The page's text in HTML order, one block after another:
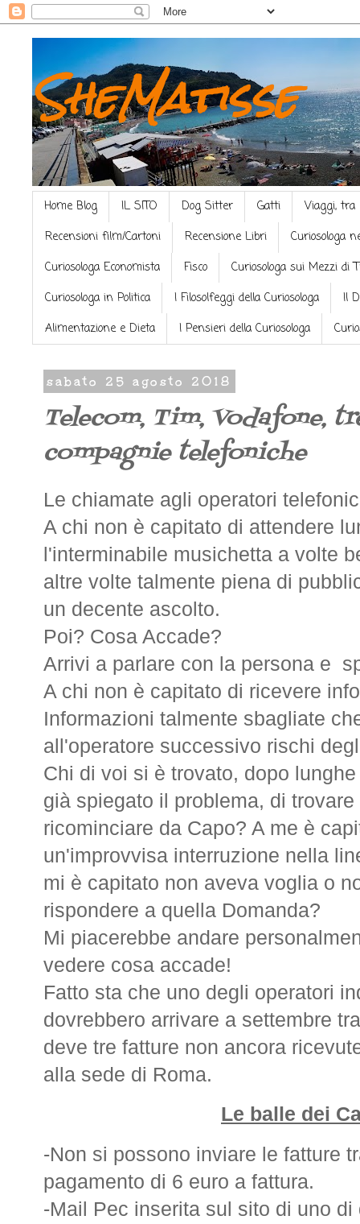
SheMatisse
Home Blog IL SITO Dog Sitter Gatti
Viaggi, tra
Recensioni film/Cartoni
Recensione Libri
Curiosologa
Curiosologa Economista
Fisco
Curiosologa sui Mezzi di
Curiosologa in Politica
I Filosolfeggi della Curiosologa
Il
Alimentazione e Dieta
I Pensieri della Curiosologa
sabato 25 agosto 2018
Telecom, Tim, Vodafone,
compagnie telefoniche
Le chiamate agli operatori
A chi non è capitato di attendere
l'interminabile musichetta a volte
altre volte talmente piena di
un decente ascolto.
Poi? Cosa Accade?
Arrivi a parlare con la persona e
A chi non è capitato di ricevere
Informazioni talmente sbagliate
all'operatore successivo rischi
Chi di voi si è trovato, dopo
già spiegato il problema, di
ricominciare da Capo? A me è
un'improvvisa interruzione nella
mi è capitato non aveva voglia o
rispondere a quella Domanda?
Mi piacerebbe andare
vedere cosa accade!
Fatto sta che uno degli operatori
dovrebbero arrivare a settembre
deve tre fatture non ancora
alla sede di Roma.
Le balle dei
-Non si possono inviare le fatture
pagamento di 6 euro a fattura.
-Mail Pec inserita sul sito di uno